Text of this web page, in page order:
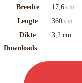
Breedte
17,6 cm
Lengte
360 cm
Dikte
3,2 cm
Downloads